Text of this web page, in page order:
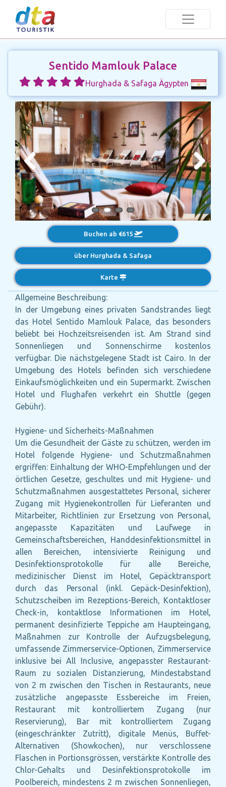
Sentido Mamlouk Palace
Hurghada & Safaga Ägypten
Previous Next
Buchen ab €615
über Hurghada & Safaga
Karte
Allgemeine Beschreibung:
In der Umgebung eines privaten Sandstrandes liegt
das Hotel Sentido Mamlouk Palace, das besonders
beliebt bei Hochzeitsreisenden ist. Am Strand sind
Sonnenliegen und Sonnenschirme kostenlos
verfügbar. Die nächstgelegene Stadt ist Cairo. In der
Umgebung des Hotels befinden sich verschiedene
Einkaufsmöglichkeiten und ein Supermarkt. Zwischen
Hotel und Flughafen verkehrt ein Shuttle (gegen
Gebühr).
Hygiene- und Sicherheits-Maßnahmen
Um die Gesundheit der Gäste zu schützen, werden im
Hotel folgende Hygiene- und Schutzmaßnahmen
ergriffen: Einhaltung der WHO-Empfehlungen und der
örtlichen Gesetze, geschultes und mit Hygiene- und
Schutzmaßnahmen ausgestattetes Personal, sicherer
Zugang mit Hygienekontrollen für Lieferanten und
Mitarbeiter, Richtlinien zur Ersetzung von Personal,
angepasste Kapazitäten und Laufwege in
Gemeinschaftsbereichen, Handdesinfektionsmittel in
allen Bereichen, intensivierte Reinigung und
Desinfektionsprotokolle für alle Bereiche,
medizinischer Dienst im Hotel, Gepäcktransport
durch das Personal (inkl. Gepäck-Desinfektion),
Schutzscheiben im Rezeptions-Bereich, Kontaktloser
Check-in, kontaktlose Informationen im Hotel,
permanent desinfizierte Teppiche am Haupteingang,
Maßnahmen zur Kontrolle der Aufzugsbelegung,
umfassende Zimmerservice-Optionen, Zimmerservice
inklusive bei All Inclusive, angepasster Restaurant-
Raum zu sozialen Distanzierung, Mindestabstand
von 2 m zwischen den Tischen in Restaurants, neue
zusätzliche angepasste Essbereiche im Freien,
Restaurant mit kontrolliertem Zugang (nur
Reservierung), Bar mit kontrolliertem Zugang
(eingeschränkter Zutritt), digitale Menüs, Buffet-
Alternativen (Showkochen), nur verschlossene
Flaschen in Portionsgrössen, verstärkte Kontrolle des
Chlor-Gehalts und Desinfektionsprotokolle im
Poolbereich, mindestens 2 m zwischen Sonnenliegen,